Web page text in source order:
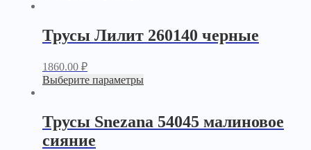
Трусы Лилит 260140 черные
1860.00 ₽
Выберите параметры
Трусы Snezana 54045 малиновое
сияние